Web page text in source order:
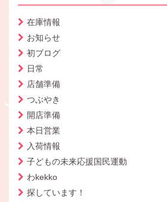
在庫情報
お知らせ
初ブログ
日常
店舗準備
つぶやき
開店準備
本日営業
入荷情報
子どもの未来応援国民運動
わkekko
探しています！